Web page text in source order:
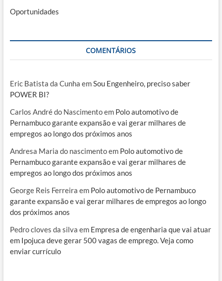
Oportunidades
COMENTÁRIOS
Eric Batista da Cunha emSou Engenheiro, preciso saber
POWER BI?
Carlos André do Nascimentoem Polo automotivo de
Pernambuco garante expansão e vai gerar milhares de
empregos ao longo dos próximos anos
Andresa Maria do nascimentoem Polo automotivo de
Pernambuco garante expansão e vai gerar milhares de
empregos ao longo dos próximos anos
George Reis Ferreira em Polo automotivo de Pernambuco
garante expansão e vai gerar milhares de empregos ao longo
dos próximos anos
Pedro cloves da silva em Empresa de engenharia que vai atuar
em Ipojuca deve gerar 500 vagas de emprego. Veja como
enviar currículo